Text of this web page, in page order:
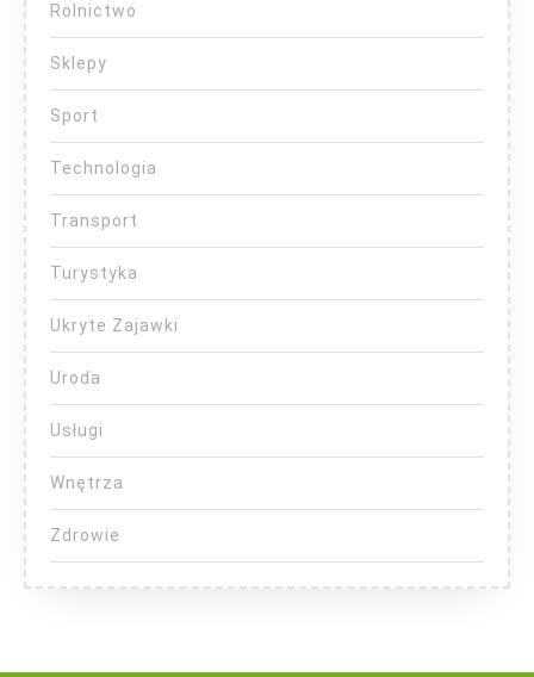
Rolnictwo
Sklepy
Sport
Technologia
Transport
Turystyka
Ukryte Zajawki
Uroda
Usługi
Wnętrza
Zdrowie